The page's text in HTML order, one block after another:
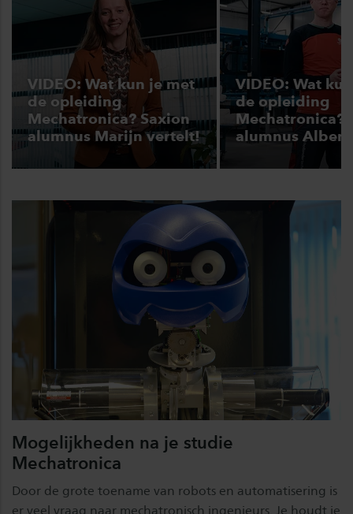
VIDEO: Wat kun je met
de opleiding
Mechatronica? Saxion
alumnus Marijn vertelt!
VIDEO: Wat
de opleiding
Mechatronica?
alumnus
Mogelijkheden na je studie
Mechatronica
Door de grote toename van robots en automatisering is
er veel vraag naar mechatronisch ingenieurs. Je houdt je